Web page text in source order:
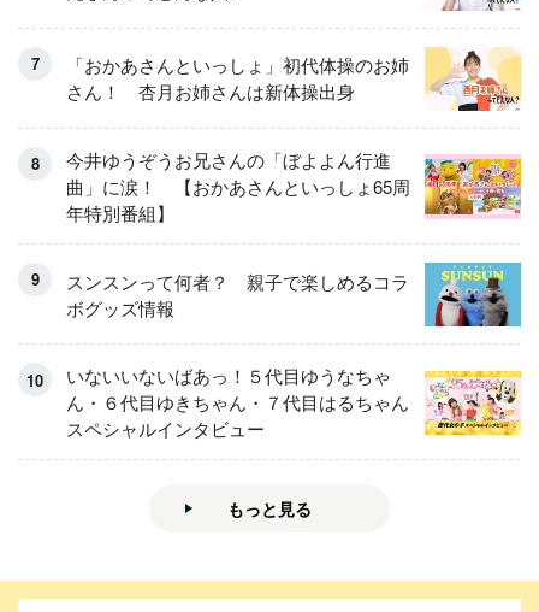
「おかあさんといっしょ」初代体操のお姉
さん！ 杏月お姉さんは新体操出身
今井ゆうぞうお兄さんの「ぼよよん行進
曲」に涙！ 【おかあさんといっしょ65周
年特別番組】
スンスンって何者？ 親子で楽しめるコラ
ボグッズ情報
いないいないばあっ！５代目ゆうなちゃ
ん・６代目ゆきちゃん・７代目はるちゃん
スペシャルインタビュー
もっと見る